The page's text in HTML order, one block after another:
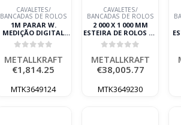
CAVALETES/
BANCADAS DE ROLOS
1M PARAR W.
MEDIÇÃO DIGITAL
METALLKRAFT
METALLKRAFT
€1,814.25
MTK3649124
CAVALETES/
BANCADAS DE ROLOS
2 000 X 1 000 MM
ESTEIRA DE ROLOS DE
TRABALHOS
PESADOS,7000 KG/M
METALLKRAFT
METALLKRAFT
€38,005.77
MTK3649230